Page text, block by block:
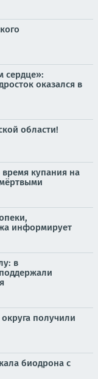
сердце»:
оказался в
области!
купания на
информирует
в
получили
биодрона с